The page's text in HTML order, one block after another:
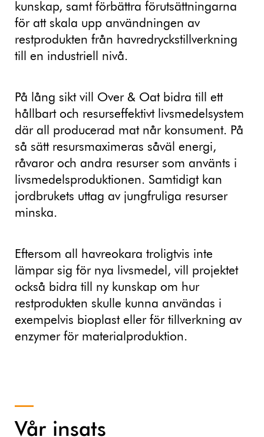
kunskap, samt förbättra förutsättningarna
för att skala upp användningen av
restprodukten från havredryckstillverkning
till en industriell nivå.
På lång sikt vill Over & Oat bidra till ett
hållbart och resurseffektivt livsmedelsystem
där all producerad mat når konsument. På
så sätt resursmaximeras såväl energi,
råvaror och andra resurser som använts i
livsmedelsproduktionen. Samtidigt kan
jordbrukets uttag av jungfruliga resurser
minska.
Eftersom all havreokara troligtvis inte
lämpar sig för nya livsmedel, vill projektet
också bidra till ny kunskap om hur
restprodukten skulle kunna användas i
exempelvis bioplast eller för tillverkning av
enzymer för materialproduktion.
Vår insats